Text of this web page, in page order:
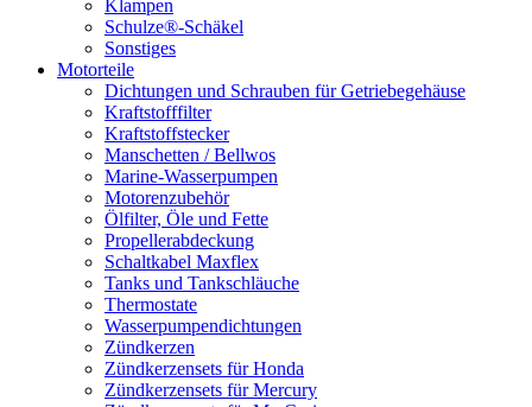
Klampen
Schulze®-Schäkel
Sonstiges
Motorteile
Dichtungen und Schrauben für Getriebegehäuse
Kraftstofffilter
Kraftstoffstecker
Manschetten / Bellwos
Marine-Wasserpumpen
Motorenzubehör
Ölfilter, Öle und Fette
Propellerabdeckung
Schaltkabel Maxflex
Tanks und Tankschläuche
Thermostate
Wasserpumpendichtungen
Zündkerzen
Zündkerzensets für Honda
Zündkerzensets für Mercury